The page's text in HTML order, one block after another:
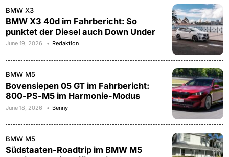
BMW X3
BMW X3 40d im Fahrbericht: So
punktet der Diesel auch Down Under
June 19, 2026 Redaktion
BMW M5
Bovensiepen 05 GT im Fahrbericht:
800-PS-M5 im Harmonie-Modus
June 18, 2026 Benny
BMW M5
Südstaaten-Roadtrip im BMW M5